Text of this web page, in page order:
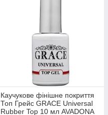
Каучукове фінішне покриття
Топ Грейс GRACE Universal
Rubber Top 10 мл AVADONA